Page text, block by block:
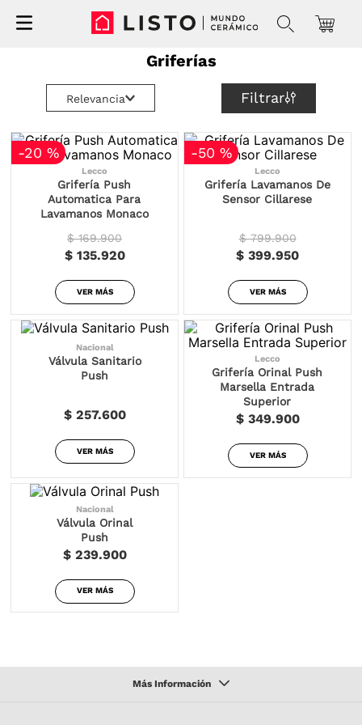
Griferías
Relevancia Filtrar
-20 %
Lecco
Grifería Push
Automatica Para
Lavamanos Monaco
$ 169.900
$ 135.920
VER MÁS
-50 %
Lecco
Grifería Lavamanos De
Sensor Cillarese
$ 799.900
$ 399.950
VER MÁS
Nacional
Válvula Sanitario
Push
$ 257.600
VER MÁS
Lecco
Grifería Orinal Push
Marsella Entrada
Superior
$ 349.900
VER MÁS
Nacional
Válvula Orinal
Push
$ 239.900
VER MÁS